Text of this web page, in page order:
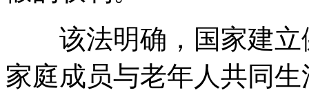
该法明确，国家建立
家庭成员与老年人共同